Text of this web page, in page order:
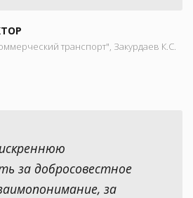
транспорт", Закурдаев К.С.
за добросовестное
за